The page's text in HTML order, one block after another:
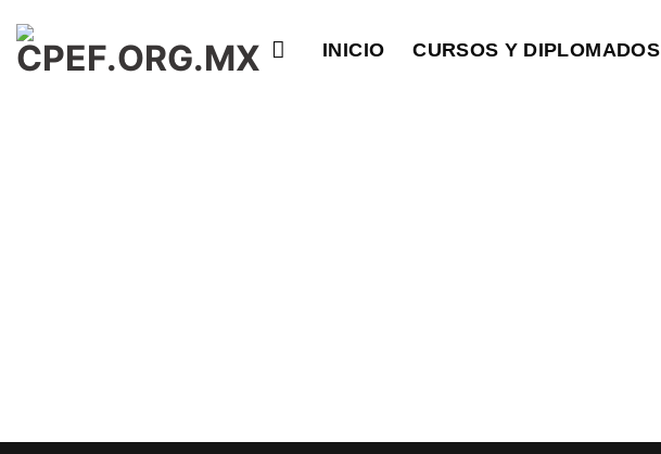
contenido
INICIO CURSOS Y DIPLOMADOS